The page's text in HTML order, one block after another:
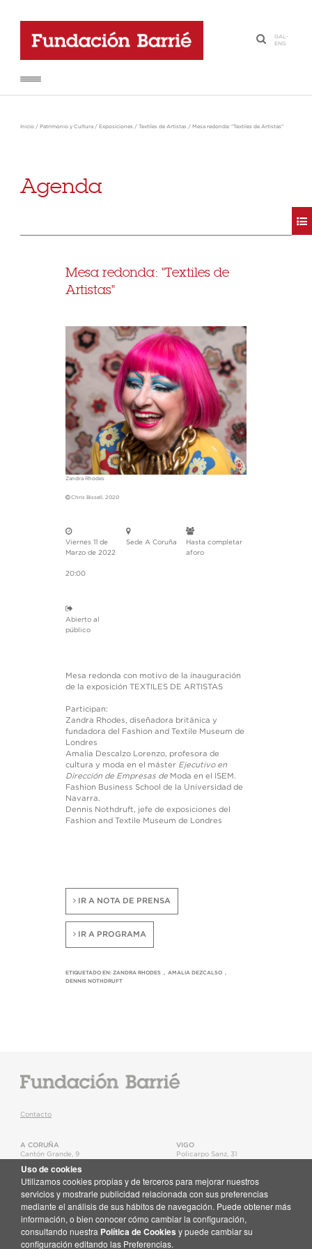
·
GAL-
ENG
Inicio / Patrimonio y Cultura / Exposiciones / Textiles de Artistas / Mesa redonda: "Textiles de Artistas"
Agenda
Mesa redonda: "Textiles de
Artistas"
Zandra Rhodes
Chris Bissell, 2020
Viernes 11 de
Marzo de 2022
20:00
Sede A Coruña
Hasta completar
aforo
Abierto al
público
Mesa redonda con motivo de la inauguración
de la exposición TEXTILES DE ARTISTAS
Participan:
Zandra Rhodes, diseñadora británica y
fundadora del Fashion and Textile Museum de
Londres
Amalia Descalzo Lorenzo, profesora de
cultura y moda en el máster Ejecutivo en
Dirección de Empresas de Moda en el ISEM.
Fashion Business School de la Universidad de
Navarra.
Dennis Nothdruft, jefe de exposiciones del
Fashion and Textile Museum de Londres
IR A NOTA DE PRENSA
IR A PROGRAMA
ETIQUETADO EN: ZANDRA RHODES, AMALIA DEZCALSO,
DENNIS NOTHDRUFT
Contacto
A CORUÑA
Cantón Grande, 9
T.+34 981 22 15 25
Mapa
VIGO
Policarpo Sanz, 31
Mapa
Recibe en tu correo toda la actualidad de la Fundación Barrié
Suscríbete aquí
Uso de cookies
Utilizamos cookies propias y de terceros para mejorar nuestros
servicios y mostrarle publicidad relacionada con sus preferencias
mediante el análisis de sus hábitos de navegación. Puede obtener más
información, o bien conocer cómo cambiar la configuración,
consultando nuestra Política de Cookies y puede cambiar su
configuración editando las Preferencias.